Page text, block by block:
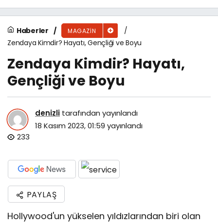
Haberler MAGAZIN
Zendaya Kimdir? Hayatı, Gençliği ve Boyu
Zendaya Kimdir? Hayatı,
Gençliği ve Boyu
denizli tarafından yayınlandı
18 Kasım 2023, 01:59 yayınlandı
233
PAYLAŞ
Hollywood'un yükselen yıldızlarından biri olan